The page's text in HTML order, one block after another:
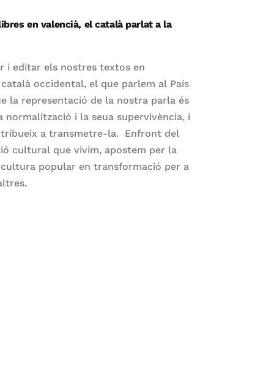
en valencià, el català parlat a la
i editar els nostres textos en
occidental, el que parlem al País
la representació de la nostra parla és
normalització i la seua supervivència, i
a transmetre-la. Enfront del
cultural que vivim, apostem per la
popular en transformació per a